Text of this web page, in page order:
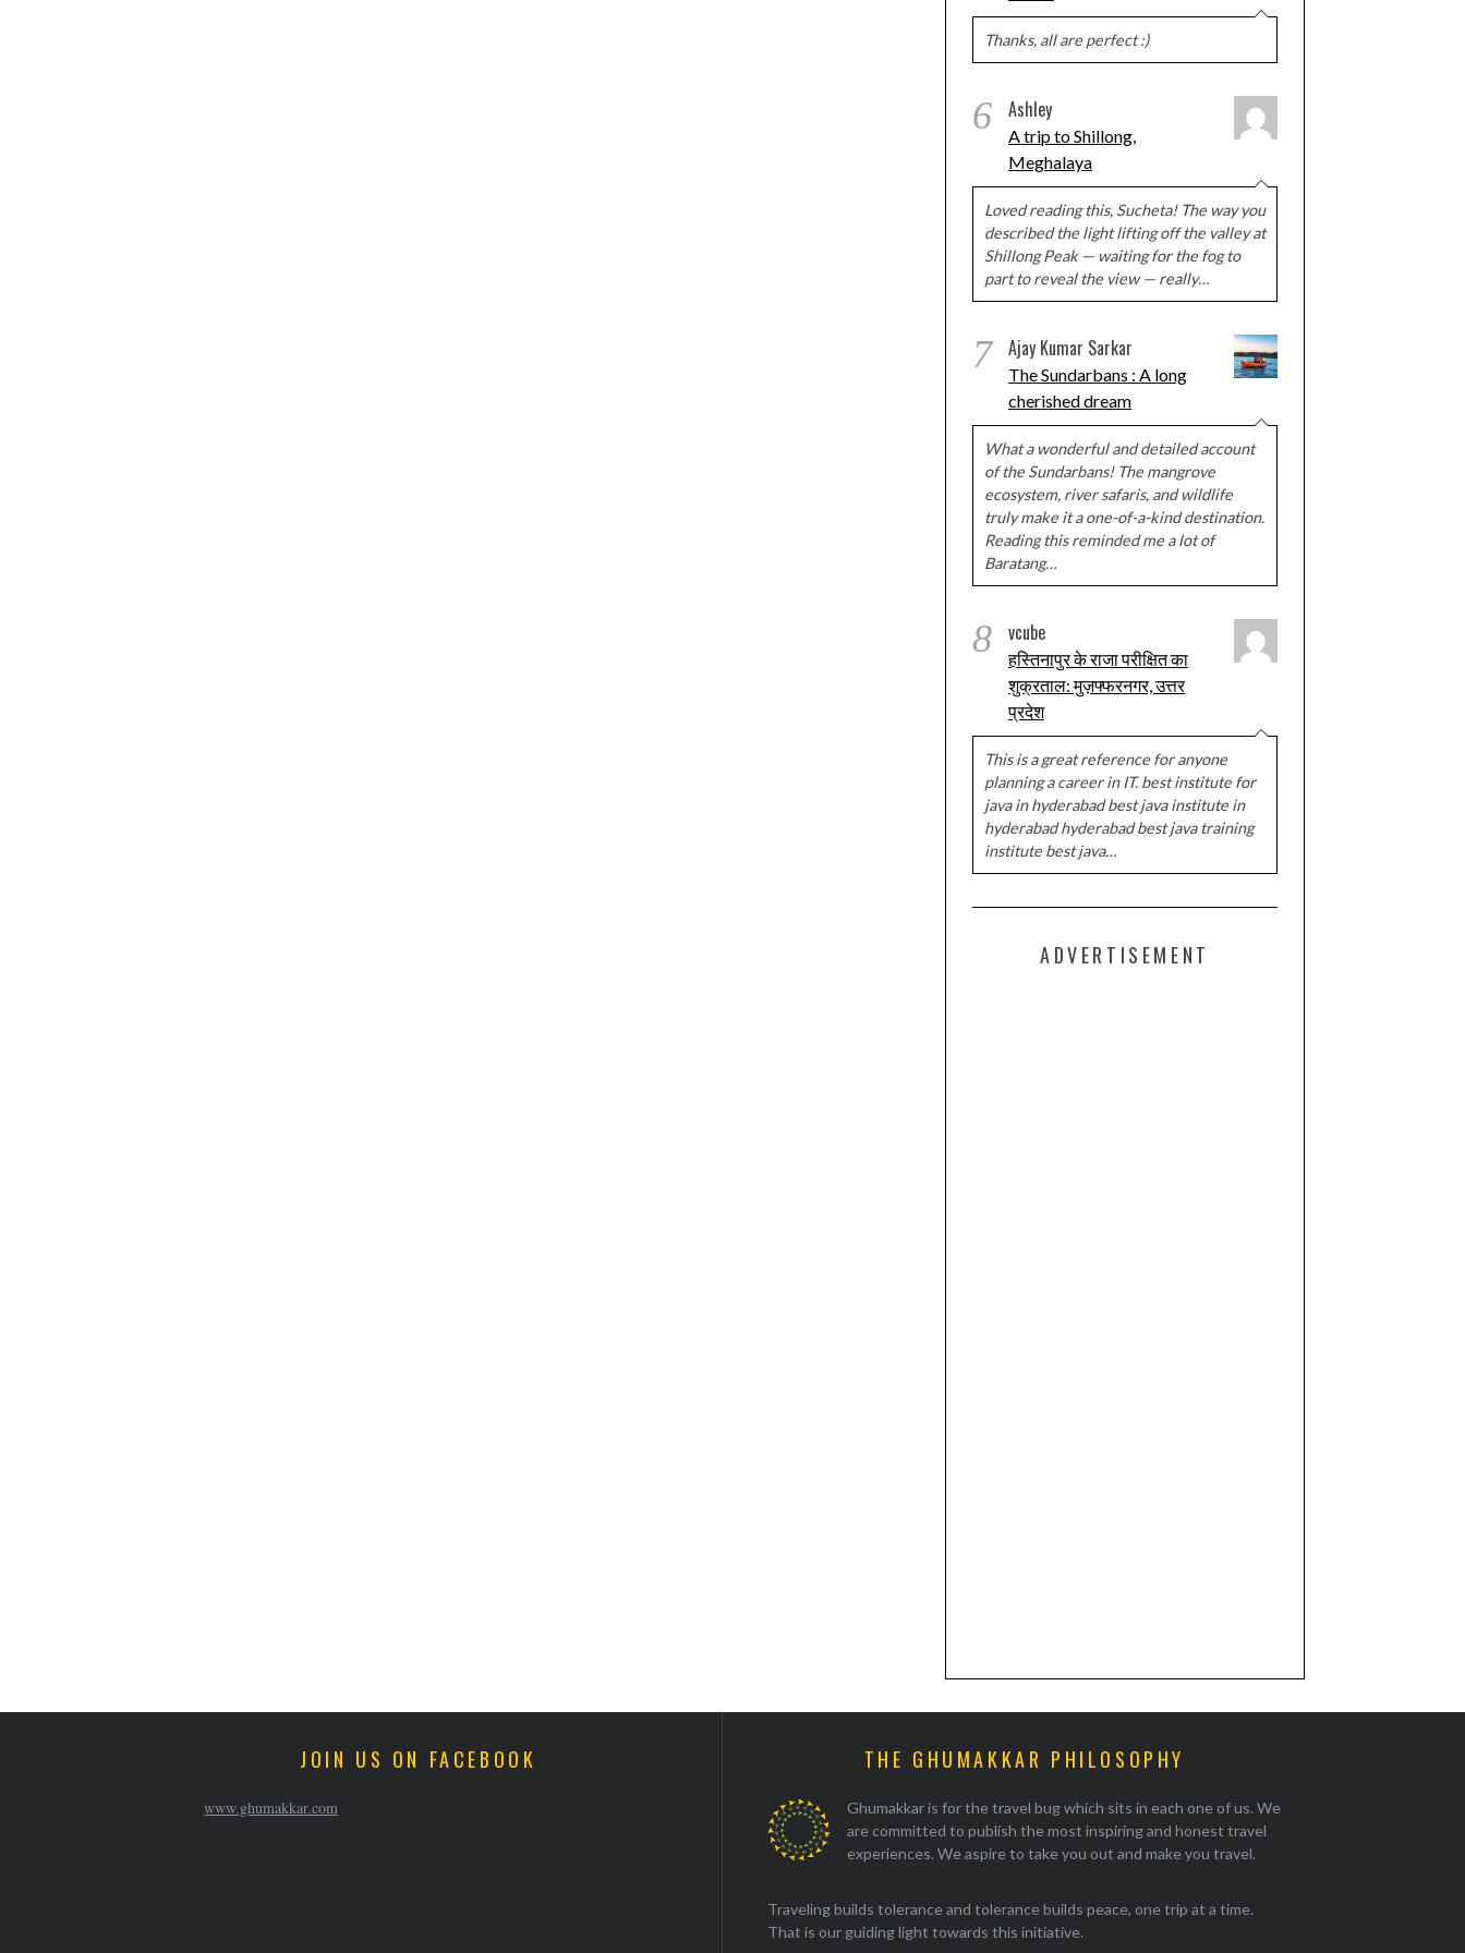
Thanks, all are perfect :)
6 Ashley
A trip to Shillong,
Meghalaya
Loved reading this, Sucheta! The way you
described the light lifting off the valley at
Shillong Peak — waiting for the fog to
part to reveal the view — really…
7 Ajay Kumar Sarkar
The Sundarbans : A long
cherished dream
What a wonderful and detailed account
of the Sundarbans! The mangrove
ecosystem, river safaris, and wildlife
truly make it a one-of-a-kind destination.
Reading this reminded me a lot of
Baratang…
8 vcube
हस्तिनापुर के राजा परीक्षित का
शुक्रताल: मुज़फ्फरनगर, उत्तर
प्रदेश
This is a great reference for anyone
planning a career in IT. best institute for
java in hyderabad best java institute in
hyderabad hyderabad best java training
institute best java…
ADVERTISEMENT
JOIN US ON FACEBOOK
www.ghumakkar.com
THE GHUMAKKAR PHILOSOPHY
Ghumakkar is for the travel bug which sits in each one of us. We
are committed to publish the most inspiring and honest travel
experiences. We aspire to take you out and make you travel.
Traveling builds tolerance and tolerance builds peace, one trip at a time.
That is our guiding light towards this initiative.